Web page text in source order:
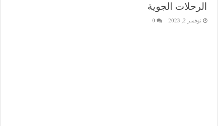
الرحلات الجوية
نوفمبر 2, 2023 0